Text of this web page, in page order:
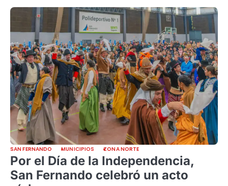
SAN FERNANDO MUNICIPIOS ZONA NORTE
Por el Día de la Independencia,
San Fernando celebró un acto